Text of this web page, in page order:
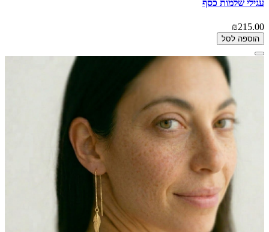
עגילי שלמות כסף
₪215.00
הוספה לסל